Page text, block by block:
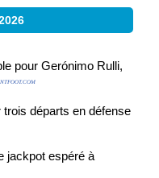
pour Gerónimo Rulli,
trois départs en défense
jackpot espéré à